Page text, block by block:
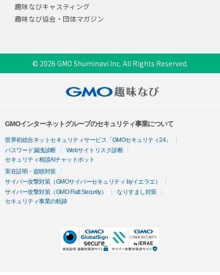
趣味なびキャスティング
趣味なび協会・団体マガジン
© 2026 GMO Shuminavi Inc. All Rights Reserved.